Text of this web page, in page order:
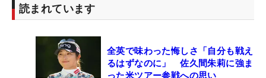
読まれています
全英で味わった悔しさ「自分も戦え
るはずなのに」 佐久間朱莉に強ま
った米ツアー参戦への思い